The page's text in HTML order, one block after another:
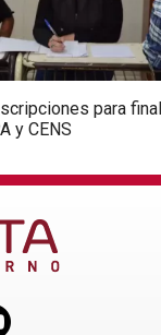
para
y CENS